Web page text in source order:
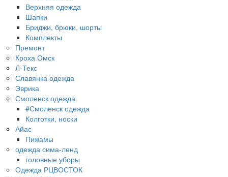
Верхняя одежда
Шапки
Бриджи, брюки, шорты
Комплекты
Премонт
Кроха Омск
Л-Текс
Славянка одежда
Эврика
Смоленск одежда
#Смоленск одежда
Колготки, носки
Айас
Пижамы
одежда сима-ленд
головные уборы
Одежда РЦВОСТОК